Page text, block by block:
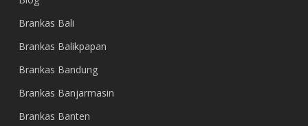
Brankas Bali
Brankas Balikpapan
Brankas Bandung
Brankas Banjarmasin
Brankas Banten